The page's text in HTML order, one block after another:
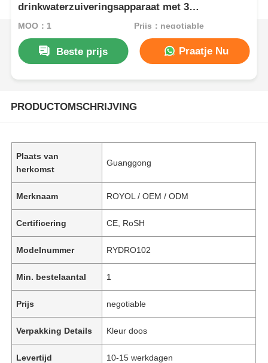
drinkwaterzuiveringsapparaat met 3
temperatuurmodussen voor commercieel en
MOQ：1 Prijs：negotiable
Beste prijs Praatje Nu
PRODUCTOMSCHRIJVING
Plaats van
herkomst
Guanggong
Merknaam ROYOL / OEM / ODM
Certificering CE, RoSH
Modelnummer RYDRO102
Min. bestelaantal 1
Prijs negotiable
Verpakking Details Kleur doos
Levertijd 10-15 werkdagen